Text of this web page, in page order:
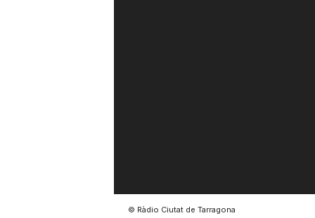
© Ràdio Ciutat de Tarragona